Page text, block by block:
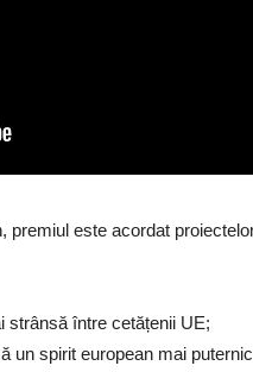
premiul este acordat
strânsă între cetățenii UE;
un spirit european mai